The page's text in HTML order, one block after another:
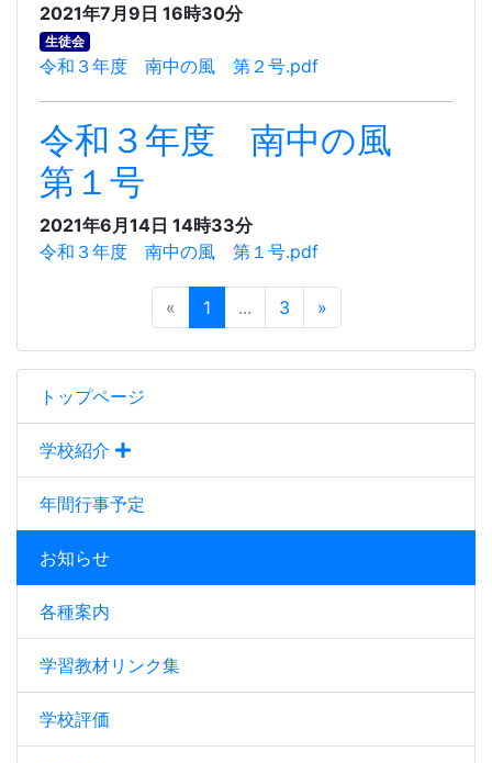
トップページ
学校紹介
年間行事予定
お知らせ
各種案内
学習教材リンク集
学校評価
2021年7月9日 16時30分
生徒会
令和３年度 南中の風 第２号.pdf
令和３年度 南中の風
第１号
2021年6月14日 14時33分
令和３年度 南中の風 第１号.pdf
« 1 ... 3 »